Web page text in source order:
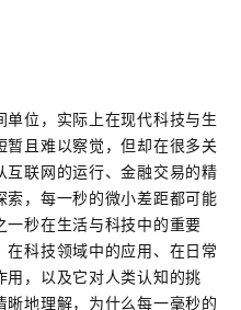
位，实际上在现代科技与生
且难以察觉，但却在很多关
联网的运行、金融交易的精
，每一秒的微小差距都可能
秒在生活与科技中的重要
科技领域中的应用、在日常
，以及它对人类认知的挑
地理解，为什么每一毫秒的